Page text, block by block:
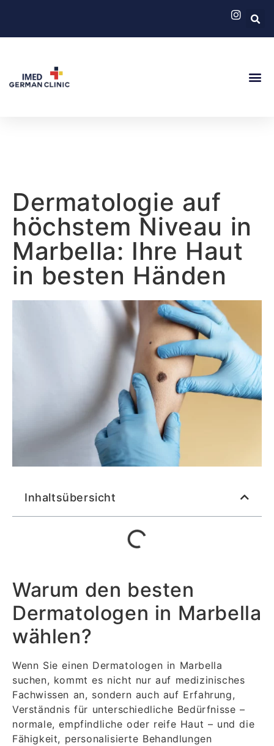
Dermatologie auf
höchstem Niveau in
Marbella: Ihre Haut
in besten Händen
Inhaltsübersicht
Warum den besten
Dermatologen in Marbella
wählen?
Wenn Sie einen Dermatologen in Marbella
suchen, kommt es nicht nur auf medizinisches
Fachwissen an, sondern auch auf Erfahrung,
Verständnis für unterschiedliche Bedürfnisse –
normale, empfindliche oder reife Haut – und die
Fähigkeit, personalisierte Behandlungen